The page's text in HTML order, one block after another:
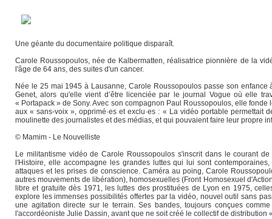
Une géante du documentaire politique disparaît.
Carole Roussopoulos, née de Kalbermatten, réalisatrice pionnière de la
l'âge de 64 ans, des suites d'un cancer.
Née le 25 mai 1945 à Lausanne, Carole Roussopoulos passe son
Genet, alors qu'elle vient d’être licenciée par le journal Vogue où elle
« Portapack » de Sony. Avec son compagnon Paul Roussopoulos, elle
aux « sans-voix », opprimé·es et exclu·es : « La vidéo portable
moulinette des journalistes et des médias, et qui pouvaient faire leur propre
© Mamim - Le Nouvelliste
Le militantisme vidéo de Carole Roussopoulos s'inscrit dans le courant
l'Histoire, elle accompagne les grandes luttes qui lui sont
attaques et les prises de conscience. Caméra au poing, Carole
autres mouvements de libération), homosexuelles (Front Homosexuel
libre et gratuite dès 1971, les luttes des prostituées de Lyon en 1975,
explore les immenses possibilités offertes par la vidéo, nouvel outil sans
une agitation directe sur le terrain. Ses bandes, toujours conçues
l'accordéoniste Julie Dassin, avant que ne soit créé le collectif de distribution